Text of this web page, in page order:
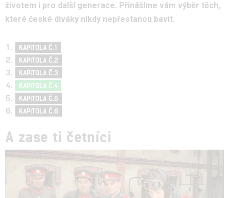
životem i pro další generace. Přinášíme vám výběr těch,
které české diváky nikdy nepřestanou bavit.
KAPITOLA Č.1
KAPITOLA Č.2
KAPITOLA Č.3
KAPITOLA Č.4
KAPITOLA Č.5
KAPITOLA Č.6
A zase ti četníci